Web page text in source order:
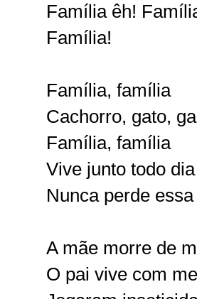
Família êh!
Família!
Família, família
Cachorro, gato,
Família, família
Vive junto todo dia
Nunca perde
A mãe morre de
O pai vive com